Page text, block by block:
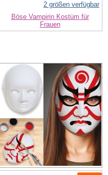
2 größen verfügbar
Böse Vampirin Kostüm für
Frauen